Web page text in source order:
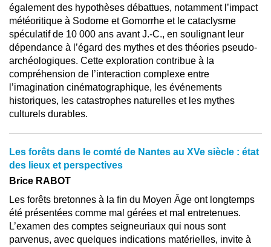
également des hypothèses débattues, notamment l’impact
météoritique à Sodome et Gomorrhe et le cataclysme
spéculatif de 10 000 ans avant J.-C., en soulignant leur
dépendance à l’égard des mythes et des théories pseudo-
archéologiques. Cette exploration contribue à la
compréhension de l’interaction complexe entre
l’imagination cinématographique, les événements
historiques, les catastrophes naturelles et les mythes
culturels durables.
Les forêts dans le comté de Nantes au XVe siècle : état
des lieux et perspectives
Brice RABOT
Les forêts bretonnes à la fin du Moyen Âge ont longtemps
été présentées comme mal gérées et mal entretenues.
L’examen des comptes seigneuriaux qui nous sont
parvenus, avec quelques indications matérielles, invite à